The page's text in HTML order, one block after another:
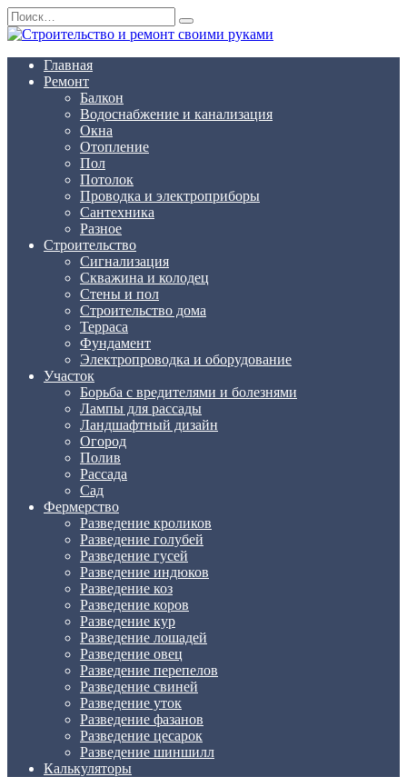
Перейти
к
содержанию
Search
for:
Главная
Ремонт
Балкон
Водоснабжение и канализация
Окна
Отопление
Пол
Потолок
Проводка и электроприборы
Сантехника
Разное
Строительство
Сигнализация
Скважина и колодец
Стены и пол
Строительство дома
Терраса
Фундамент
Электропроводка и оборудование
Участок
Борьба с вредителями и болезнями
Лампы для рассады
Ландшафтный дизайн
Огород
Полив
Рассада
Сад
Фермерство
Разведение кроликов
Разведение голубей
Разведение гусей
Разведение индюков
Разведение коз
Разведение коров
Разведение кур
Разведение лошадей
Разведение овец
Разведение перепелов
Разведение свиней
Разведение уток
Разведение фазанов
Разведение цесарок
Разведение шиншилл
Калькуляторы